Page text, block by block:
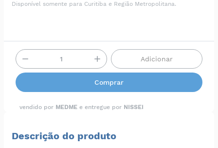
Disponível somente para Curitiba e Região Metropolitana.
Adicionar
Comprar
vendido por MEDME e entregue por NISSEI
Descrição do produto